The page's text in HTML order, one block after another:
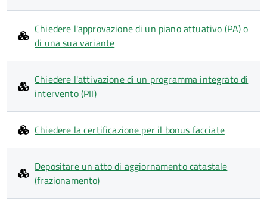
Chiedere l'approvazione di un piano attuativo (PA) o
di una sua variante
Chiedere l'attivazione di un programma integrato di
intervento (PII)
Chiedere la certificazione per il bonus facciate
Depositare un atto di aggiornamento catastale
(frazionamento)